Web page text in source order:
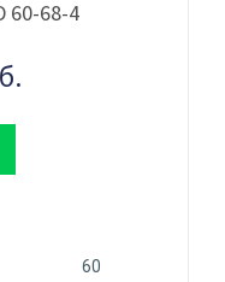
60-68-4
60